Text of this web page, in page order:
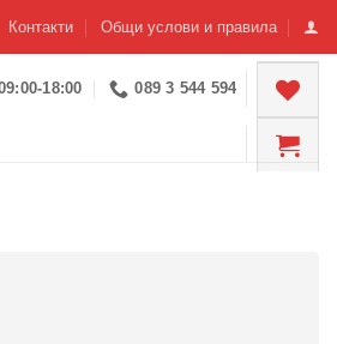
Контакти Общи услови и правила
18:00 089 3 544 594